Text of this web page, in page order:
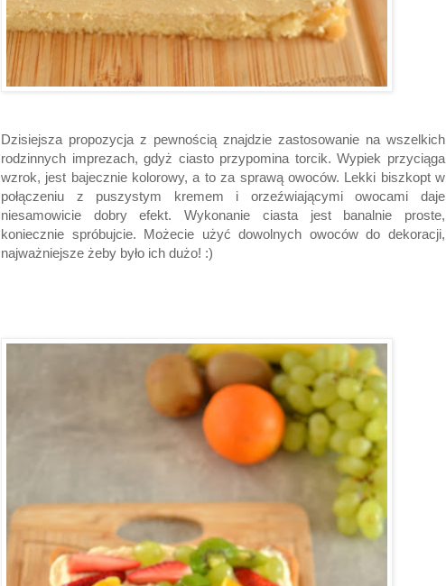
Dzisiejsza propozycja z pewnością znajdzie zastosowanie na wszelkich
rodzinnych imprezach, gdyż ciasto przypomina torcik. Wypiek przyciąga
wzrok, jest bajecznie kolorowy, a to za sprawą owoców. Lekki biszkopt w
połączeniu z puszystym kremem i orzeźwiającymi owocami daje
niesamowicie dobry efekt. Wykonanie ciasta jest banalnie proste,
koniecznie spróbujcie. Możecie użyć dowolnych owoców do dekoracji,
najważniejsze żeby było ich dużo! :)